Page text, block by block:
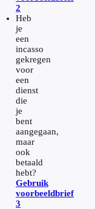
2
Heb
je
een
incasso
gekregen
voor
een
dienst
die
je
bent
aangegaan,
maar
ook
betaald
hebt?
Gebruik
voorbeeldbrief
3